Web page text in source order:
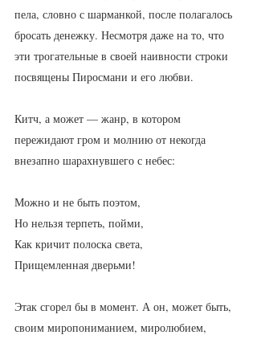
пела, словно с шарманкой, после полагалось
бросать денежку. Несмотря даже на то, что
эти трогательные в своей наивности строки
посвящены Пиросмани и его любви.
Китч, а может — жанр, в котором
пережидают гром и молнию от некогда
внезапно шарахнувшего с небес:
Можно и не быть поэтом,
Но нельзя терпеть, пойми,
Как кричит полоска света,
Прищемленная дверьми!
Этак сгорел бы в момент. А он, может быть,
своим миропониманием, миролюбием,